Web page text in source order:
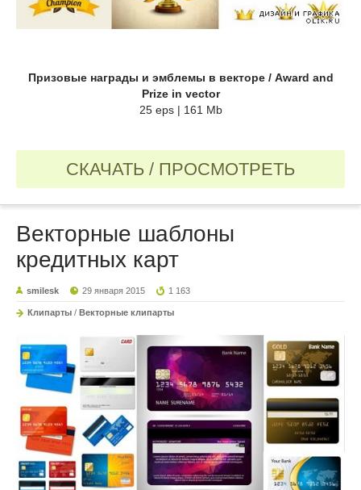
Призовые награды и эмблемы в векторе / Award and
Prize in vector
25 eps | 161 Mb
СКАЧАТЬ / ПРОСМОТРЕТЬ
Векторные шаблоны
кредитных карт
smilesk 29 января 2015 1 163
Клипарты / Векторные клипарты